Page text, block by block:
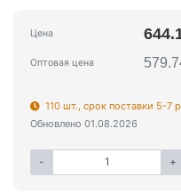
Цена
Оптовая цена
110 шт., срок поставки 5-7
Обновлено 01.08.2026
- +